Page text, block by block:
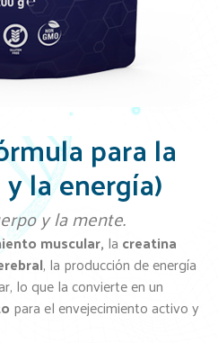
para la
la energía)
y la mente.
muscular, la creatina
, la producción de energía
lo que la convierte en un
para el envejecimiento activo y